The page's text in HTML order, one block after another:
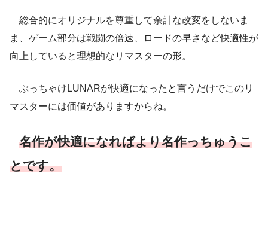
総合的にオリジナルを尊重して余計な改変をしないま
ま、ゲーム部分は戦闘の倍速、ロードの早さなど快適性が
向上していると理想的なリマスターの形。
ぶっちゃけLUNARが快適になったと言うだけでこのリ
マスターには価値がありますからね。
名作が快適になればより名作っちゅうこ
とです。